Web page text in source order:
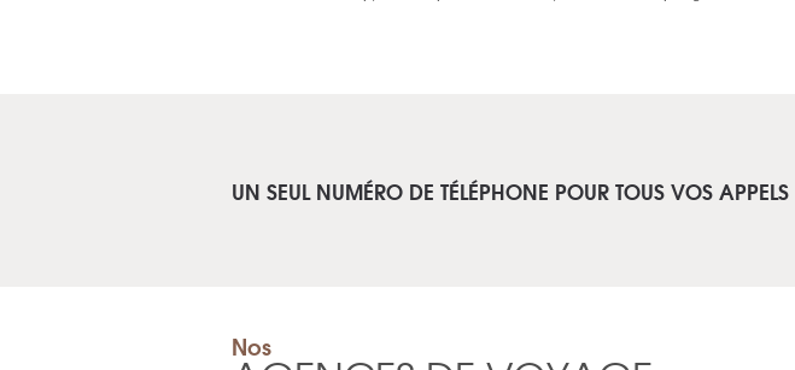
UN SEUL NUMÉRO DE TÉLÉPHONE POUR TOUS VOS APPELS
Nos